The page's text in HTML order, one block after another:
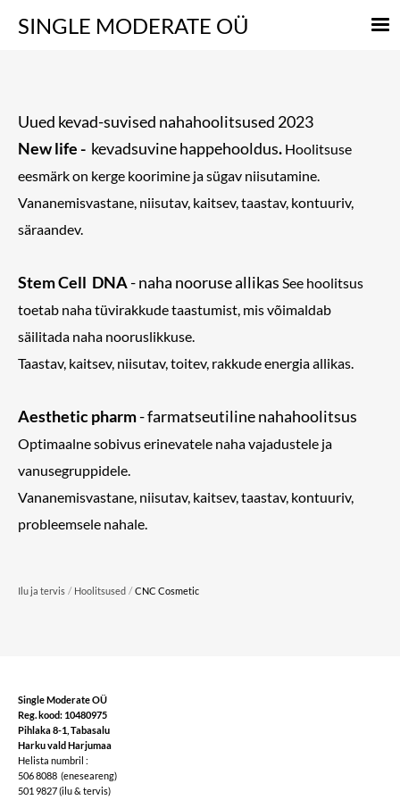
SINGLE MODERATE OÜ
Uued kevad-suvised nahahoolitsused 2023
New life - kevadsuvine happehooldus. Hoolitsuse
eesmärk on kerge koorimine ja sügav niisutamine.
Vananemisvastane, niisutav, kaitsev, taastav, kontuuriv,
säraandev.
Stem Cell DNA- naha nooruse allikas See hoolitsus
toetab naha tüvirakkude taastumist, mis võimaldab
säilitada naha nooruslikkuse.
Taastav, kaitsev, niisutav, toitev, rakkude energia allikas.
Aesthetic pharm- farmatseutiline nahahoolitsus
Optimaalne sobivus erinevatele naha vajadustele ja
vanusegruppidele.
Vananemisvastane, niisutav, kaitsev, taastav, kontuuriv,
probleemsele nahale.
Ilu ja tervis / Hoolitsused / CNC Cosmetic
Single Moderate OÜ
Reg. kood: 10480975
Pihlaka 8-1, Tabasalu
Harku vald Harjumaa
Helista numbril :
506 8088 (eneseareng)
501 9827 (ilu & tervis)